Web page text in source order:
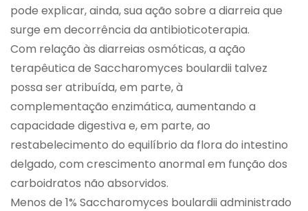
pode explicar, ainda, sua ação sobre a diarreia que
surge em decorrência da antibioticoterapia.
Com relação às diarreias osmóticas, a ação
terapêutica de Saccharomyces boulardii talvez
possa ser atribuída, em parte, à
complementação enzimática, aumentando a
capacidade digestiva e, em parte, ao
restabelecimento do equilíbrio da flora do intestino
delgado, com crescimento anormal em função dos
carboidratos não absorvidos.
Menos de 1% Saccharomyces boulardii administrado